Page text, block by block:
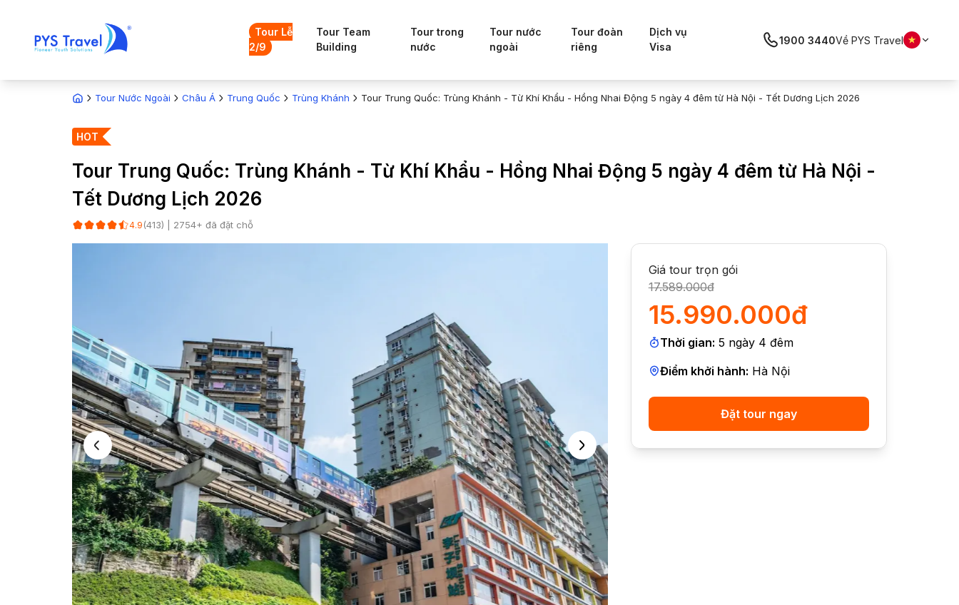
Tour Lễ
2/9
Tour Team
Building
Tour trong
nước
Tour nước
ngoài
Tour đoàn
riêng
Dịch vụ
Visa
1900 3440Về PYS Travel
Tour Nước Ngoài Châu Á Trung Quốc Trùng Khánh Tour Trung Quốc: Trùng Khánh - Từ Khí Khẩu - Hồng Nhai Động 5 ngày 4 đêm từ Hà Nội - Tết Dương Lịch 2026
HOT
Tour Trung Quốc: Trùng Khánh - Từ Khí Khẩu - Hồng Nhai Động 5 ngày 4 đêm từ Hà Nội -
Tết Dương Lịch 2026
4.9 (413) | 2754+ đã đặt chỗ
Giá tour trọn gói
17.589.000đ
15.990.000đ
Thời gian: 5 ngày 4 đêm
Điểm khởi hành: Hà Nội
Đặt tour ngay